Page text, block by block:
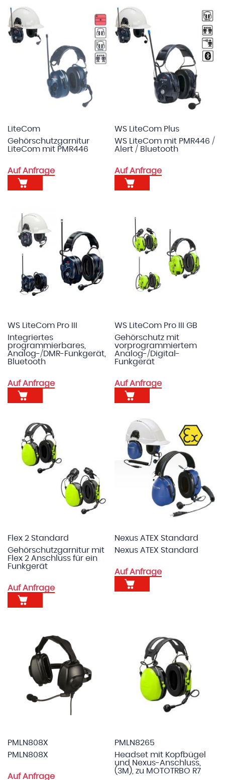
LiteCom
Gehörschutzgarnitur
LiteCom mit PMR446
Auf Anfrage
WS LiteCom Plus
WS LiteCom mit PMR446 /
Alert / Bluetooth
Auf Anfrage
WS LiteCom Pro III
Integriertes
programmierbares,
Analog-/DMR-Funkgerät,
Bluetooth
Auf Anfrage
WS LiteCom Pro III GB
Gehörschutz mit
vorprogrammiertem
Analog-/Digital-
Funkgerät
Auf Anfrage
Flex 2 Standard
Gehörschutzgarnitur mit
Flex 2 Anschluss für ein
Funkgerät
Auf Anfrage
Nexus ATEX Standard
Nexus ATEX Standard
Auf Anfrage
PMLN808X
PMLN808X
Auf Anfrage
PMLN8265
Headset mit Kopfbügel
und Nexus-Anschluss,
(3M), zu MOTOTRBO R7